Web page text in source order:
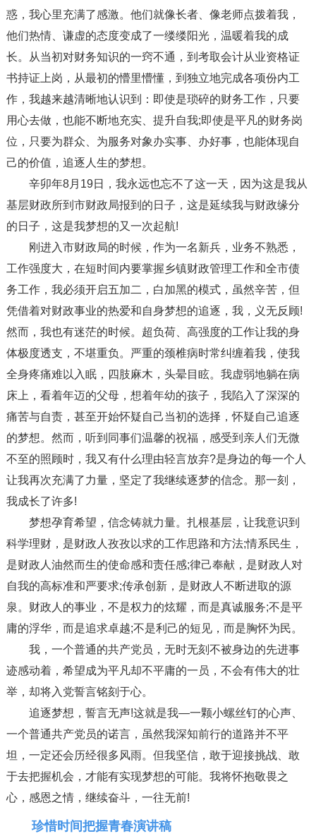
惑，我心里充满了感激。他们就像长者、像老师点拨着我，
他们热情、谦虚的态度变成了一缕缕阳光，温暖着我的成
长。从当初对财务知识的一窍不通，到考取会计从业资格证
书持证上岗，从最初的懵里懵懂，到独立地完成各项份内工
作，我越来越清晰地认识到：即使是琐碎的财务工作，只要
用心去做，也能不断地充实、提升自我;即使是平凡的财务岗
位，只要为群众、为服务对象办实事、办好事，也能体现自
己的价值，追逐人生的梦想。
辛卯年8月19日，我永远也忘不了这一天，因为这是我从
基层财政所到市财政局报到的日子，这是延续我与财政缘分
的日子，这是我梦想的又一次起航!
刚进入市财政局的时候，作为一名新兵，业务不熟悉，
工作强度大，在短时间内要掌握乡镇财政管理工作和全市债
务工作，我必须开启五加二，白加黑的模式，虽然辛苦，但
凭借着对财政事业的热爱和自身梦想的追逐，我，义无反顾!
然而，我也有迷茫的时候。超负荷、高强度的工作让我的身
体极度透支，不堪重负。严重的颈椎病时常纠缠着我，使我
全身疼痛难以入眠，四肢麻木，头晕目眩。我虚弱地躺在病
床上，看着年迈的父母，想着年幼的孩子，我陷入了深深的
痛苦与自责，甚至开始怀疑自己当初的选择，怀疑自己追逐
的梦想。然而，听到同事们温馨的祝福，感受到亲人们无微
不至的照顾时，我又有什么理由轻言放弃?是身边的每一个人
让我再次充满了力量，坚定了我继续逐梦的信念。那一刻，
我成长了许多!
梦想孕育希望，信念铸就力量。扎根基层，让我意识到
科学理财，是财政人孜孜以求的工作思路和方法;情系民生，
是财政人油然而生的使命感和责任感;律己奉献，是财政人对
自我的高标准和严要求;传承创新，是财政人不断进取的源
泉。财政人的事业，不是权力的炫耀，而是真诚服务;不是平
庸的浮华，而是追求卓越;不是利己的短见，而是胸怀为民。
我，一个普通的共产党员，无时无刻不被身边的先进事
迹感动着，希望成为平凡却不平庸的一员，不会有伟大的壮
举，却将入党誓言铭刻于心。
追逐梦想，誓言无声!这就是我—一颗小螺丝钉的心声、
一个普通共产党员的诺言，虽然我深知前行的道路并不平
坦，一定还会历经很多风雨。但我坚信，敢于迎接挑战、敢
于去把握机会，才能有实现梦想的可能。我将怀抱敬畏之
心，感恩之情，继续奋斗，一往无前!
珍惜时间把握青春演讲稿